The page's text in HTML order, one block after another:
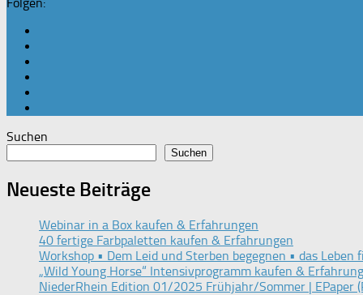
Suchen
Suchen
Neueste Beiträge
Webinar in a Box kaufen & Erfahrungen
40 fertige Farbpaletten kaufen & Erfahrungen
Workshop • Dem Leid und Sterben begegnen • das
„Wild Young Horse“ Intensivprogramm kaufen &
NiederRhein Edition 01/2025 Frühjahr/Sommer | EPaper